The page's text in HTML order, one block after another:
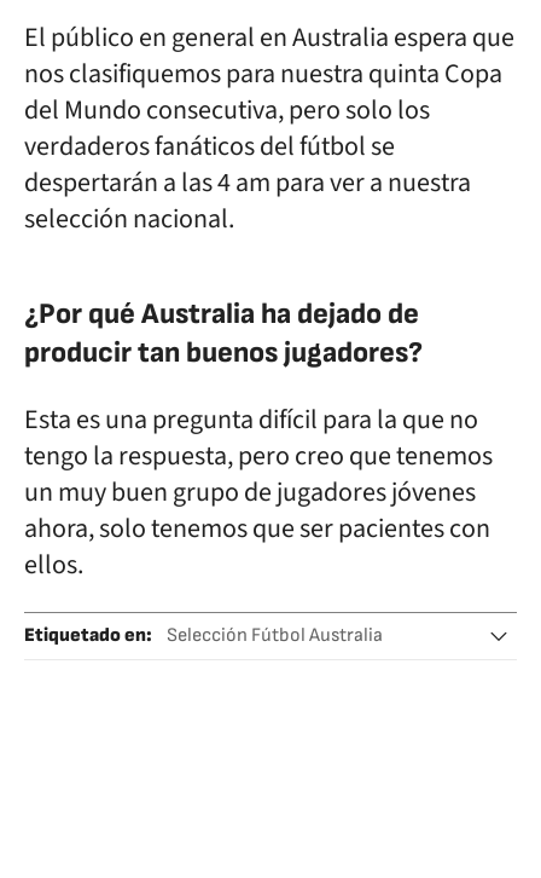
El público en general en Australia espera que
nos clasifiquemos para nuestra quinta Copa
del Mundo consecutiva, pero solo los
verdaderos fanáticos del fútbol se
despertarán a las 4 am para ver a nuestra
selección nacional.
¿Por qué Australia ha dejado de
producir tan buenos jugadores?
Esta es una pregunta difícil para la que no
tengo la respuesta, pero creo que tenemos
un muy buen grupo de jugadores jóvenes
ahora, solo tenemos que ser pacientes con
ellos.
Etiquetado en:
Selección Fútbol Australia